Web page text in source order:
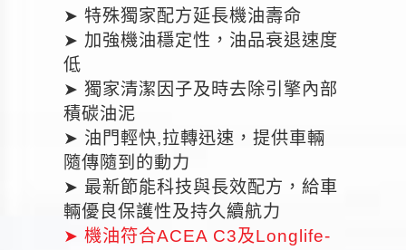
➤ 特殊獨家配方延長機油壽命
➤ 加強機油穩定性，油品衰退速度
低
➤ 獨家清潔因子及時去除引擎內部
積碳油泥
➤ 油門輕快,拉轉迅速，提供車輛
隨傳隨到的動力
➤ 最新節能科技與長效配方，給車
輛優良保護性及持久續航力
➤ 機油符合ACEA C3及Longlife-